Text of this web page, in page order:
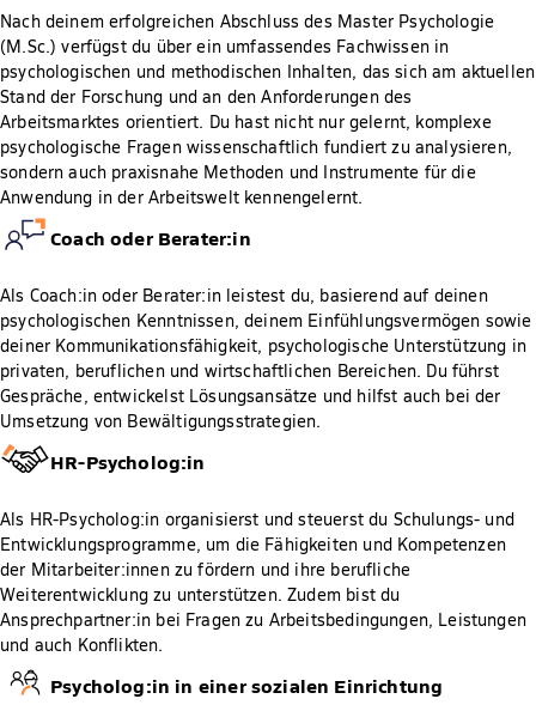
Nach deinem erfolgreichen Abschluss des Master Psychologie
(M.Sc.) verfügst du über ein umfassendes Fachwissen in
psychologischen und methodischen Inhalten, das sich am aktuellen
Stand der Forschung und an den Anforderungen des
Arbeitsmarktes orientiert. Du hast nicht nur gelernt, komplexe
psychologische Fragen wissenschaftlich fundiert zu analysieren,
sondern auch praxisnahe Methoden und Instrumente für die
Anwendung in der Arbeitswelt kennengelernt.
Coach oder Berater:in
Als Coach:in oder Berater:in leistest du, basierend auf deinen
psychologischen Kenntnissen, deinem Einfühlungsvermögen sowie
deiner Kommunikationsfähigkeit, psychologische Unterstützung in
privaten, beruflichen und wirtschaftlichen Bereichen. Du führst
Gespräche, entwickelst Lösungsansätze und hilfst auch bei der
Umsetzung von Bewältigungsstrategien.
HR-Psycholog:in
Als HR-Psycholog:in organisierst und steuerst du Schulungs- und
Entwicklungsprogramme, um die Fähigkeiten und Kompetenzen
der Mitarbeiter:innen zu fördern und ihre berufliche
Weiterentwicklung zu unterstützen. Zudem bist du
Ansprechpartner:in bei Fragen zu Arbeitsbedingungen, Leistungen
und auch Konflikten.
Psycholog:in in einer sozialen Einrichtung